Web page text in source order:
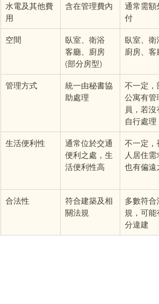
水電及其他費
用
含在管理費內
通常需額
付
空間
臥室、衛浴
客廳、廚房
(部分房型)
臥室、衛
廚房、客
管理方式
統一由秘書協
助處理
不一定，
公寓有管理
員，若沒
自行處理
生活便利性
通常位於交通
便利之處，生
活便利性高
不一定，
人居住需
也有偏遠
合法性
符合建築及相
關法規
多數符合法
規，可能
分違建